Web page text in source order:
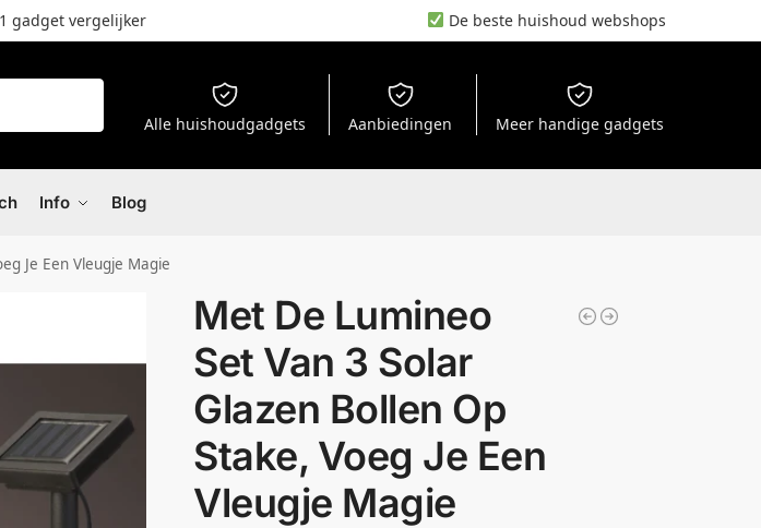
gadget vergelijker De beste huishoud webshops
Alle huishoudgadgets Aanbiedingen Meer handige gadgets
Info Blog
Je Een Vleugje Magie
Met De Lumineo
Set Van 3 Solar
Glazen Bollen Op
Stake, Voeg Je Een
Vleugje Magie